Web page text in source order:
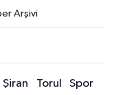
Arşivi
Şiran Torul Spor